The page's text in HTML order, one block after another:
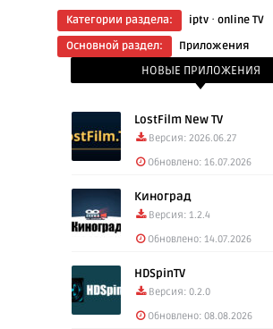
Категории раздела: iptv · online TV
Основной раздел:
Приложения
НОВЫЕ ПРИЛОЖЕНИЯ
LostFilm New TV
Версия: 2026.06.27
Обновлено: 16.07.2026
Киноград
Версия: 1.2.4
Обновлено: 14.07.2026
HDSpinTV
Версия: 0.2.0
Обновлено: 08.08.2026